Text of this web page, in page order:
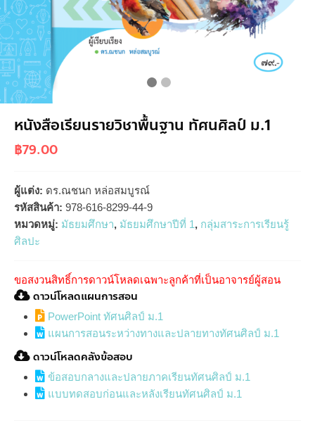
หนังสือเรียนรายวิชาพื้นฐาน ทัศนศิลป์ ม.1
฿79.00
ผู้แต่ง: ดร.ณชนก หล่อสมบูรณ์
รหัสสินค้า: 978-616-8299-44-9
หมวดหมู่: มัธยมศึกษา, มัธยมศึกษาปีที่ 1, กลุ่มสาระการเรียนรู้
ศิลปะ
ขอสงวนสิทธิ์การดาวน์โหลดเฉพาะลูกค้าที่เป็นอาจารย์ผู้สอน
ดาวน์โหลดแผนการสอน
PowerPoint ทัศนศิลป์ ม.1
แผนการสอนระหว่างทางและปลายทางทัศนศิลป์ ม.1
ดาวน์โหลดคลังข้อสอบ
ข้อสอบกลางและปลายภาคเรียนทัศนศิลป์ ม.1
แบบทดสอบก่อนและหลังเรียนทัศนศิลป์ ม.1